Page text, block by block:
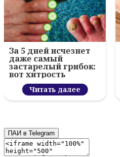
За 5 дней исчезнет
даже самый
застарелый грибок:
вот хитрость
Читать далее
ПАИ в Telegram